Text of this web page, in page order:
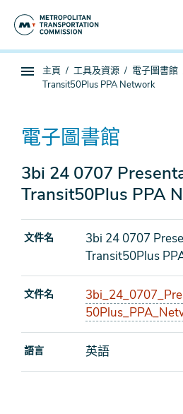
子
導
航
你
在
主頁 工具及資源 電子圖書館
Transit50Plus PPA Network
電子圖書館
3bi 24 0707
Transit50Plus PPA
文件名
3bi 24 0707
Transit50Plus
文件名
語言 英語